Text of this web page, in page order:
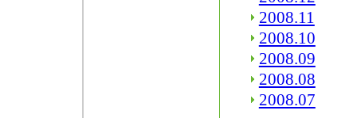
2008.11
2008.10
2008.09
2008.08
2008.07